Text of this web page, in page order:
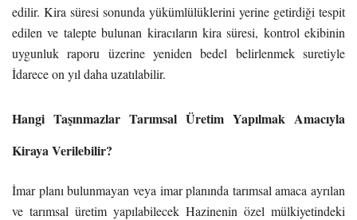
edilir. Kira süresi sonunda yükümlülüklerini yerine getirdiği tespit
edilen ve talepte bulunan kiracıların kira süresi, kontrol ekibinin
uygunluk raporu üzerine yeniden bedel belirlenmek suretiyle
İdarece on yıl daha uzatılabilir.
Hangi Taşınmazlar Tarımsal Üretim Yapılmak Amacıyla
Kiraya Verilebilir?
İmar planı bulunmayan veya imar planında tarımsal amaca ayrılan
ve tarımsal üretim yapılabilecek Hazinenin özel mülkiyetindeki